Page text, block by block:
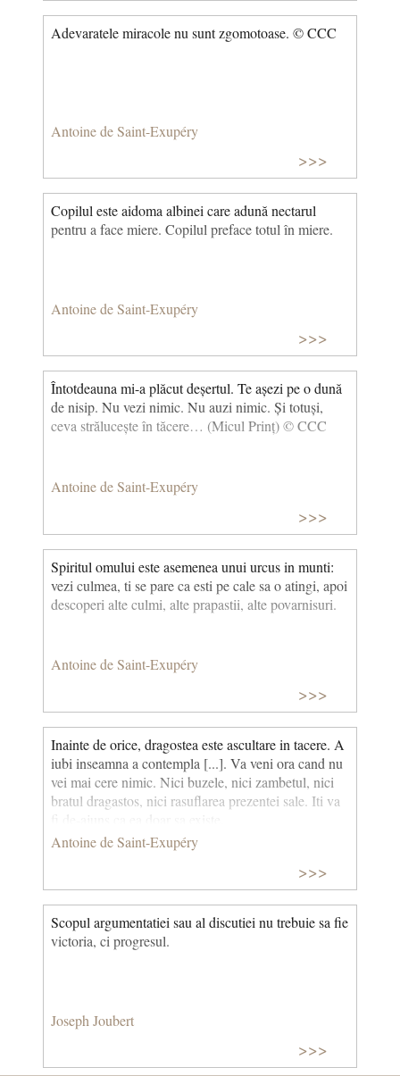
Adevaratele miracole nu sunt zgomotoase. © CCC
Antoine de Saint-Exupéry
>>>
Copilul este aidoma albinei care adună nectarul
pentru a face miere. Copilul preface totul în miere.
Antoine de Saint-Exupéry
>>>
Întotdeauna mi-a plăcut deșertul. Te așezi pe o dună
de nisip. Nu vezi nimic. Nu auzi nimic. Și totuși,
ceva strălucește în tăcere… (Micul Prinț) © CCC
Antoine de Saint-Exupéry
>>>
Spiritul omului este asemenea unui urcus in munti:
vezi culmea, ti se pare ca esti pe cale sa o atingi, apoi
descoperi alte culmi, alte prapastii, alte povarnisuri.
Antoine de Saint-Exupéry
>>>
Inainte de orice, dragostea este ascultare in tacere. A
iubi inseamna a contempla [...]. Va veni ora cand nu
vei mai cere nimic. Nici buzele, nici zambetul, nici
bratul dragastos, nici rasuflarea prezentei sale. Iti va
Antoine de Saint-Exupéry
>>>
Scopul argumentatiei sau al discutiei nu trebuie sa fie
victoria, ci progresul.
Joseph Joubert
>>>